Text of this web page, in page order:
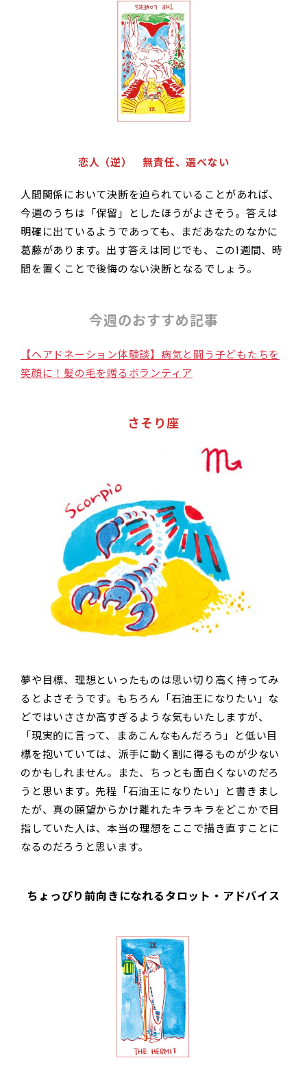
恋人（逆） 無責任、選べない
人間関係において決断を迫られていることがあれば、
今週のうちは「保留」としたほうがよさそう。答えは
明確に出ているようであっても、まだあなたのなかに
葛藤があります。出す答えは同じでも、この1週間、時
間を置くことで後悔のない決断となるでしょう。
今週のおすすめ記事
【ヘアドネーション体験談】病気と闘う子どもたちを
笑顔に！髪の毛を贈るボランティア
さそり座
夢や目標、理想といったものは思い切り高く持ってみ
るとよさそうです。もちろん「石油王になりたい」な
どではいささか高すぎるような気もいたしますが、
「現実的に言って、まあこんなもんだろう」と低い目
標を抱いていては、派手に動く割に得るものが少ない
のかもしれません。また、ちっとも面白くないのだろ
うと思います。先程「石油王になりたい」と書きまし
たが、真の願望からかけ離れたキラキラをどこかで目
指していた人は、本当の理想をここで描き直すことに
なるのだろうと思います。
ちょっぴり前向きになれるタロット・アドバイス